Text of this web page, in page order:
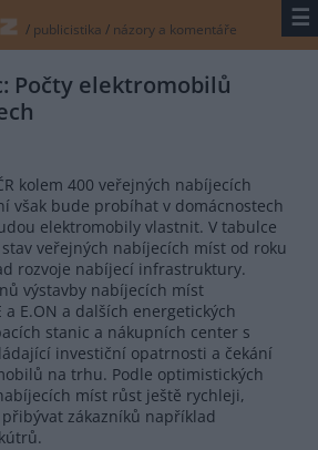
/ publicistika / názory a komentáře ☰
Počty elektromobilů
kolem 400 veřejných nabíjecích
však bude probíhat v domácnostech
elektromobily vlastnit. V tabulce
veřejných nabíjecích míst od roku
rozvoje nabíjecí infrastruktury.
výstavby nabíjecích míst
a E.ON a dalších energetických
stanic a nákupních center s
investiční opatrnosti a čekání
na trhu. Podle optimistických
míst růst ještě rychleji,
zákazníků například